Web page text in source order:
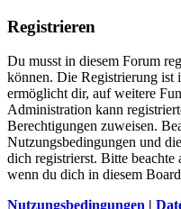
Registrieren
Du musst in diesem Forum
können. Die Registrierung ist
ermöglicht dir, auf weitere
Administration kann
Berechtigungen zuweisen.
Nutzungsbedingungen und
dich registrierst. Bitte
wenn du dich in diesem
Nutzungsbedingungen |